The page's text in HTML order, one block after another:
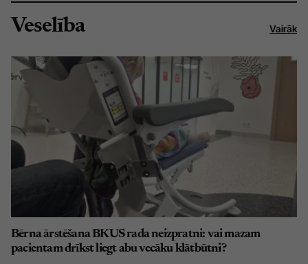
Veselība Vairāk
Bērna ārstēšana BKUS rada neizpratni: vai mazam
pacientam drīkst liegt abu vecāku klātbūtni?